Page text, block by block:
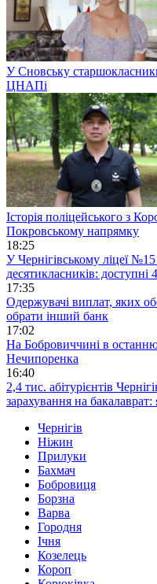
У Сновську
ЦНАПі
Історія поліцейського з
Покровському напрямку
18:25
У Чернігівському ліцеї №15
десятикласників: доступні
17:35
Одержувачі виплат, яких
обрати інший банк
17:02
На Бобровиччині в
Нечипоренка
16:40
2,4 тис. абітурієнтів
зарахування на
Чернігів
Ніжин
Прилуки
Бахмач
Бобровиця
Борзна
Варва
Городня
Ічня
Козелець
Короп